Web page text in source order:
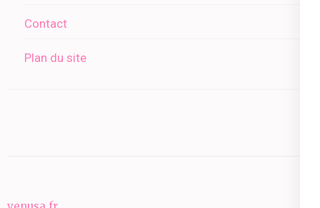
Contact
Plan du site